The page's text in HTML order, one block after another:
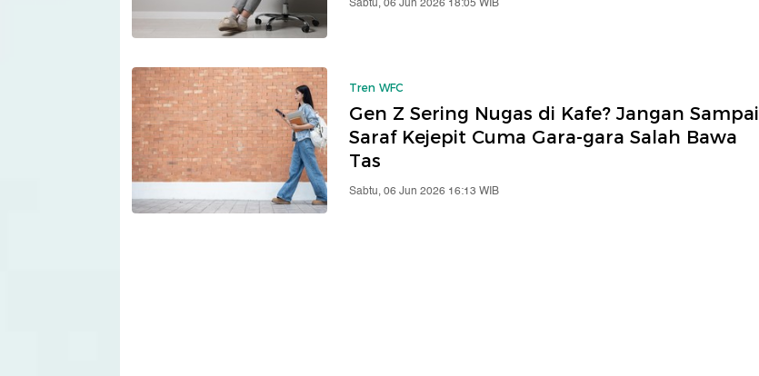
Sabtu, 06 Jun 2026 18:05 WIB
Tren WFC
Gen Z Sering Nugas di Kafe? Jangan Sampai
Saraf Kejepit Cuma Gara-gara Salah Bawa
Tas
Sabtu, 06 Jun 2026 16:13 WIB